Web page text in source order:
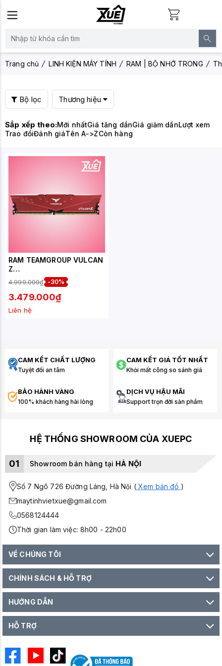
Trang chủ LINH KIỆN MÁY TÍNH RAM | BỘ NHỚ TRONG
Bộ lọc Thương hiệu
Sắp xếp theo:Mới nhấtGiá tăng dầnGiá giảm dầnLượt xem
Trao đổiĐánh giáTên A->ZCòn hàng
RAM TEAMGROUP VULCAN
Z
(TLZRD416G3200HC16F01
) 16GB (1X16GB) DDR4
3200MHZ
4.999.000₫ -30%
3.479.000₫
Liên hệ
CAM KẾT CHẤT LƯỢNG
Tuyệt đối an tâm
CAM KẾT GIÁ TỐT NHẤT
Khỏi mất công so sánh giá
BẢO HÀNH VÀNG
100% khách hàng hài lòng
DỊCH VỤ HẬU MÃI
Support trọn đời sản phẩm
HỆ THỐNG SHOWROOM CỦA XUEPC
01 Showroom bán hàng tại HÀ NỘI
Số 7 Ngõ 726 Đường Láng, Hà Nội (Xem bản đồ )
maytinhvietxue@gmail.com
0568124444
Thời gian làm việc: 8h00 - 22h00
VỀ CHÚNG TÔI
CHÍNH SÁCH & HỖ TRỢ
HƯỚNG DẪN
HỖ TRỢ